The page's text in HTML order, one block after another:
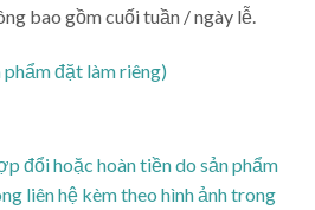
bao gồm cuối tuần / ngày lễ.
đặt làm riêng)
đổi hoặc hoàn tiền do sản phẩm
liên hệ kèm theo hình ảnh trong